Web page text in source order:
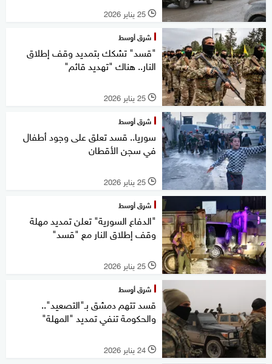
l 25 يناير 2026
شرق أوسط
"قسد" تشكك بتمديد وقف إطلاق
النار.. هناك "تهديد قائم"
l 25 يناير 2026
شرق أوسط
سوريا.. قسد تعلق على وجود أطفال
في سجن الأقطان
l 25 يناير 2026
شرق أوسط
"الدفاع السورية" تعلن تمديد مهلة
وقف إطلاق النار مع "قسد"
l 25 يناير 2026
شرق أوسط
قسد تتهم دمشق بـ"التصعيد"..
والحكومة تنفي تمديد "المهلة"
l 24 يناير 2026